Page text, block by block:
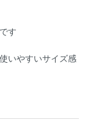
す
いやすいサイズ感